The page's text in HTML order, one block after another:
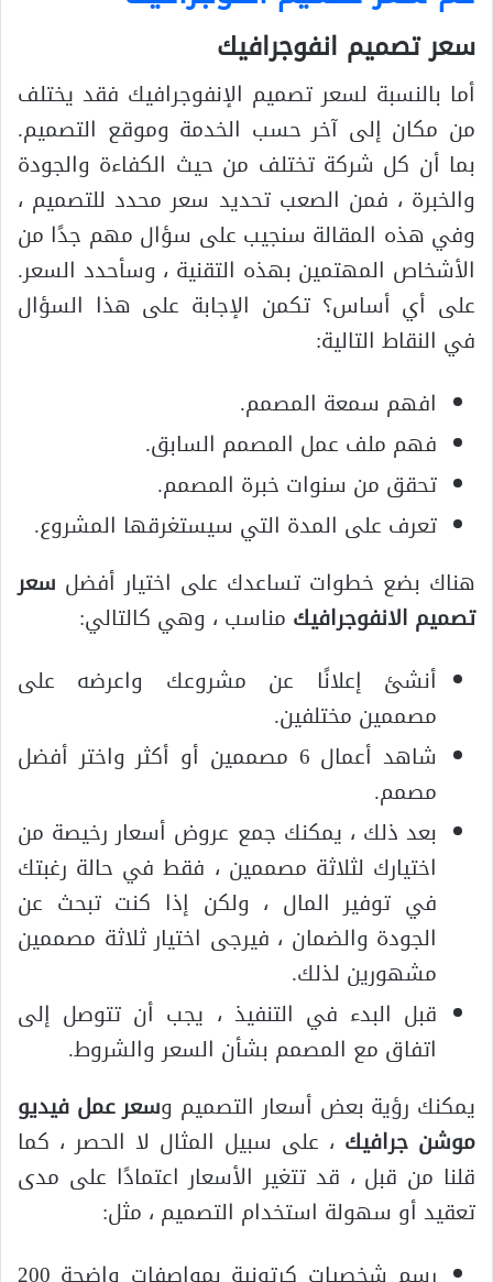
سعر تصميم انفوجرافيك
أما بالنسبة لسعر تصميم الإنفوجرافيك فقد يختلف
من مكان إلى آخر حسب الخدمة وموقع التصميم.
بما أن كل شركة تختلف من حيث الكفاءة والجودة
والخبرة ، فمن الصعب تحديد سعر محدد للتصميم ،
وفي هذه المقالة سنجيب على سؤال مهم جدًا من
الأشخاص المهتمين بهذه التقنية ، وسأحدد السعر.
على أي أساس؟ تكمن الإجابة على هذا السؤال
في النقاط التالية:
افهم سمعة المصمم.
فهم ملف عمل المصمم السابق.
تحقق من سنوات خبرة المصمم.
تعرف على المدة التي سيستغرقها المشروع.
هناك بضع خطوات تساعدك على اختيار أفضل سعر
تصميم الانفوجرافيك مناسب ، وهي كالتالي:
أنشئ إعلانًا عن مشروعك واعرضه على
مصممين مختلفين.
شاهد أعمال 6 مصممين أو أكثر واختر أفضل
مصمم.
بعد ذلك ، يمكنك جمع عروض أسعار رخيصة من
اختيارك لثلاثة مصممين ، فقط في حالة رغبتك
في توفير المال ، ولكن إذا كنت تبحث عن
الجودة والضمان ، فيرجى اختيار ثلاثة مصممين
مشهورين لذلك.
قبل البدء في التنفيذ ، يجب أن تتوصل إلى
اتفاق مع المصمم بشأن السعر والشروط.
يمكنك رؤية بعض أسعار التصميم وسعر عمل فيديو
موشن جرافيك ، على سبيل المثال لا الحصر ، كما
قلنا من قبل ، قد تتغير الأسعار اعتمادًا على مدى
تعقيد أو سهولة استخدام التصميم ، مثل: